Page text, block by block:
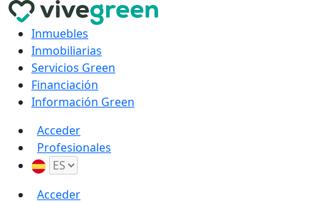
Inmuebles
Inmobiliarias
Servicios Green
Financiación
Información Green
Acceder
Profesionales
Acceder